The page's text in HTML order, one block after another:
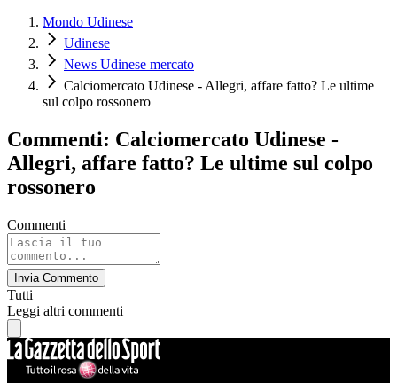
Mondo Udinese
Udinese
News Udinese mercato
Calciomercato Udinese - Allegri, affare fatto? Le ultime
sul colpo rossonero
Commenti: Calciomercato Udinese -
Allegri, affare fatto? Le ultime sul colpo
rossonero
Commenti
Invia Commento
Tutti
Leggi altri commenti